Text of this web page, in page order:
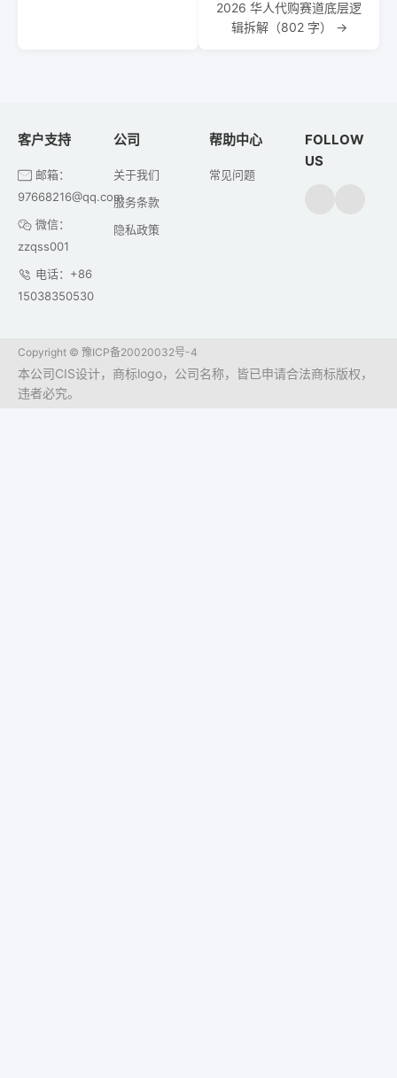
2026 华人代购赛道底层逻
辑拆解（802 字） →
客户支持
邮箱：
97668216@qq.com
微信：
zzqss001
电话：+86
15038350530
公司
关于我们
服务条款
隐私政策
帮助中心
常见问题
FOLLOW
US
Copyright © 豫ICP备20020032号-4
本公司CIS设计，商标logo，公司名称，皆已申请合法商标版权，
违者必究。